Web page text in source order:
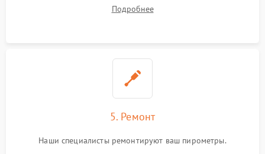
Подробнее
5. Ремонт
Наши специалисты ремонтируют ваш пирометры.